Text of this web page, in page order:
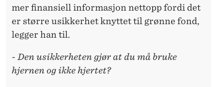
mer finansiell informasjon nettopp fordi det
er større usikkerhet knyttet til grønne fond,
legger han til.
- Den usikkerheten gjør at du må bruke
hjernen og ikke hjertet?